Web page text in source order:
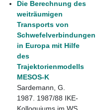
Die Berechnung des
weiträumigen
Transports von
Schwefelverbindungen
in Europa mit Hilfe
des
Trajektorienmodells
MESOS-K
Sardemann, G.
1987. 1987/88 IKE-
Kolloquiums im WS